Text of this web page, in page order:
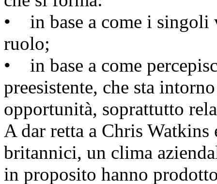
• in base a come i
ruolo;
• in base a come
preesistente, che sta
opportunità, soprattutto
A dar retta a Chris Watkins
britannici, un clima
in proposito hanno